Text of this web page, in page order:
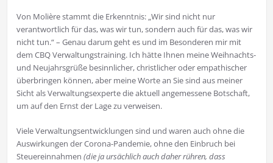
Von Molière stammt die Erkenntnis: „Wir sind nicht nur
verantwortlich für das, was wir tun, sondern auch für das, was wir
nicht tun.“ – Genau darum geht es und im Besonderen mir mit
dem CBQ Verwaltungstraining. Ich hätte Ihnen meine Weihnachts-
und Neujahrsgrüße besinnlicher, christlicher oder empathischer
überbringen können, aber meine Worte an Sie sind aus meiner
Sicht als Verwaltungsexperte die aktuell angemessene Botschaft,
um auf den Ernst der Lage zu verweisen.
Viele Verwaltungsentwicklungen sind und waren auch ohne die
Auswirkungen der Corona-Pandemie, ohne den Einbruch bei
Steuereinnahmen (die ja ursächlich auch daher rühren, dass